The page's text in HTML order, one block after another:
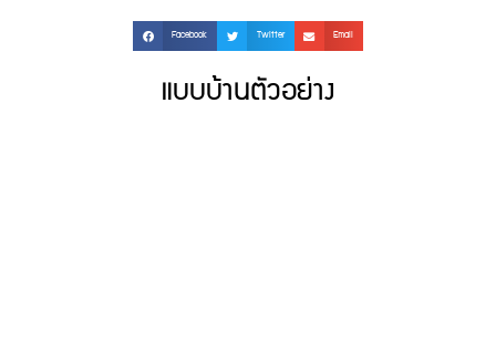
Facebook Twitter Email
แบบบ้านตัวอย่าง